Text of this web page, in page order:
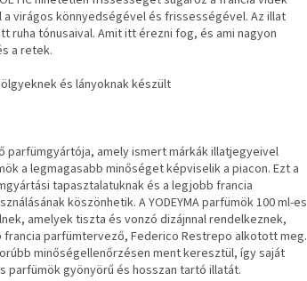
a virágos könnyedségével és frissességével. Az illat
ruha tónusaival. Amit itt érezni fog, és ami nagyon
a retek.
és lányoknak készült
parfümgyártója, amely ismert márkák illatjegyeivel
a legmagasabb minőséget képviselik a piacon. Ezt a
tapasztalatuknak és a legjobb francia
köszönhetik. A YODEYMA parfümök 100 ml-es
amelyek tiszta és vonzó dizájnnal rendelkeznek,
parfümtervező, Federico Restrepo alkotott meg.
minőségellenőrzésen ment keresztül, így saját
parfümök gyönyörű és hosszan tartó illatát.